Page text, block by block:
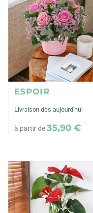
ESPOIR
Livraison dès aujourd'hui
à partir de35,90 €